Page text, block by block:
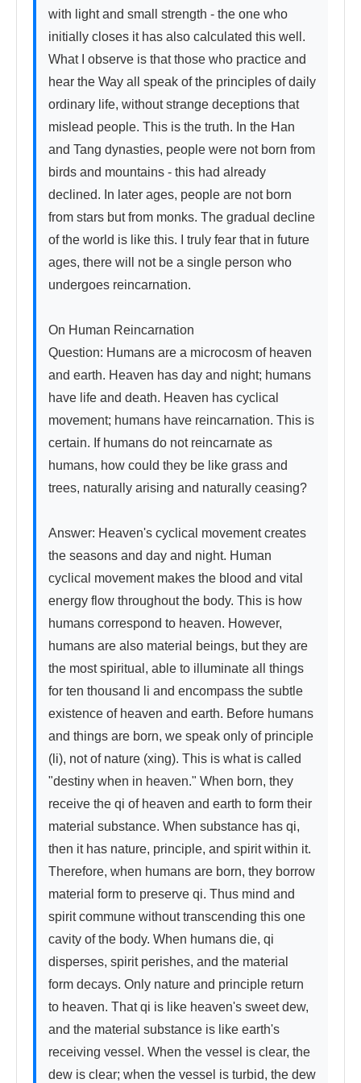
with light and small strength - the one who
initially closes it has also calculated this well.
What I observe is that those who practice and
hear the Way all speak of the principles of daily
ordinary life, without strange deceptions that
mislead people. This is the truth. In the Han
and Tang dynasties, people were not born from
birds and mountains - this had already
declined. In later ages, people are not born
from stars but from monks. The gradual decline
of the world is like this. I truly fear that in future
ages, there will not be a single person who
undergoes reincarnation.
On Human Reincarnation
Question: Humans are a microcosm of heaven
and earth. Heaven has day and night; humans
have life and death. Heaven has cyclical
movement; humans have reincarnation. This is
certain. If humans do not reincarnate as
humans, how could they be like grass and
trees, naturally arising and naturally ceasing?
Answer: Heaven's cyclical movement creates
the seasons and day and night. Human
cyclical movement makes the blood and vital
energy flow throughout the body. This is how
humans correspond to heaven. However,
humans are also material beings, but they are
the most spiritual, able to illuminate all things
for ten thousand li and encompass the subtle
existence of heaven and earth. Before humans
and things are born, we speak only of principle
(li), not of nature (xing). This is what is called
"destiny when in heaven." When born, they
receive the qi of heaven and earth to form their
material substance. When substance has qi,
then it has nature, principle, and spirit within it.
Therefore, when humans are born, they borrow
material form to preserve qi. Thus mind and
spirit commune without transcending this one
cavity of the body. When humans die, qi
disperses, spirit perishes, and the material
form decays. Only nature and principle return
to heaven. That qi is like heaven's sweet dew,
and the material substance is like earth's
receiving vessel. When the vessel is clear, the
dew is clear; when the vessel is turbid, the dew